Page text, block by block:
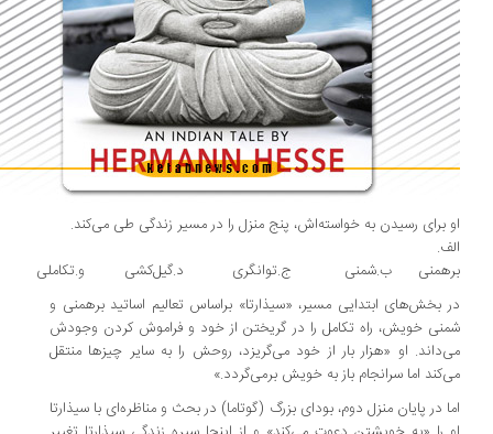
برای رسیدن به خواسته‌اش، پنج منزل را در مسیر زندگی طی می‌کند.
ب.شمنی ج.توانگری د.گیل‌کشی و.تکاملی
بخش‌های ابتدایی مسیر، «سیذارتا» براساس تعالیم اساتید برهمنی و
خویش، راه تکامل را در گریختن از خود و فراموش کردن وجودش
او «هزار بار از خود می‌گریزد، روحش را به سایر چیزها منتقل
اما سرانجام باز به خویش برمی‌گردد.»
در پایان منزل دوم، بودای بزرگ (گوتاما) در بحث و مناظره‌ای با سیذارتا